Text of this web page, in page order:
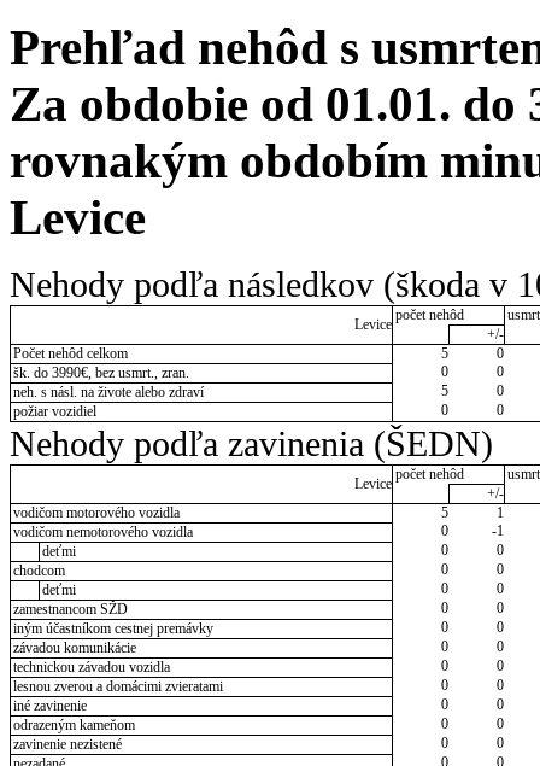
Prehľad nehôd s
Za obdobie od 01.01. do
rovnakým obdobím
Levice
Nehody podľa následkov (škoda v
Levice
počet nehôd
+/-
Počet nehôd celkom
5
0
šk. do 3990€, bez usmrt., zran.
0
0
neh. s násl. na živote alebo zdraví
5
0
požiar vozidiel
0 0
Nehody podľa zavinenia (ŠEDN)
Levice
počet nehôd
+/-
vodičom motorového vozidla
5
1
vodičom nemotorového vozidla
0
-1
deťmi
0
0
chodcom
0
0
deťmi
0
0
zamestnancom SŽD
0
0
iným účastníkom cestnej premávky
0
0
závadou komunikácie
0
0
technickou závadou vozidla
0
0
lesnou zverou a domácimi zvieratami
0
0
iné zavinenie
0
0
odrazeným kameňom
0
0
zavinenie nezistené
0
0